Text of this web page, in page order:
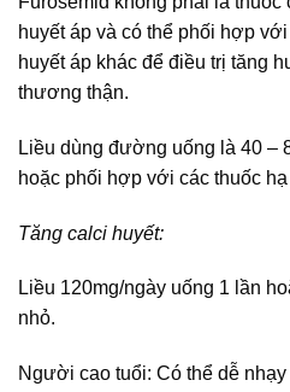
huyết áp và có thể phối hợp
huyết áp khác để điều trị tăng
thương thận.
Liều dùng đường uống là 40 –
hoặc phối hợp với các thuốc
Tăng calci huyết:
Liều 120mg/ngày uống 1 lần
nhỏ.
Người cao tuổi: Có thể dễ